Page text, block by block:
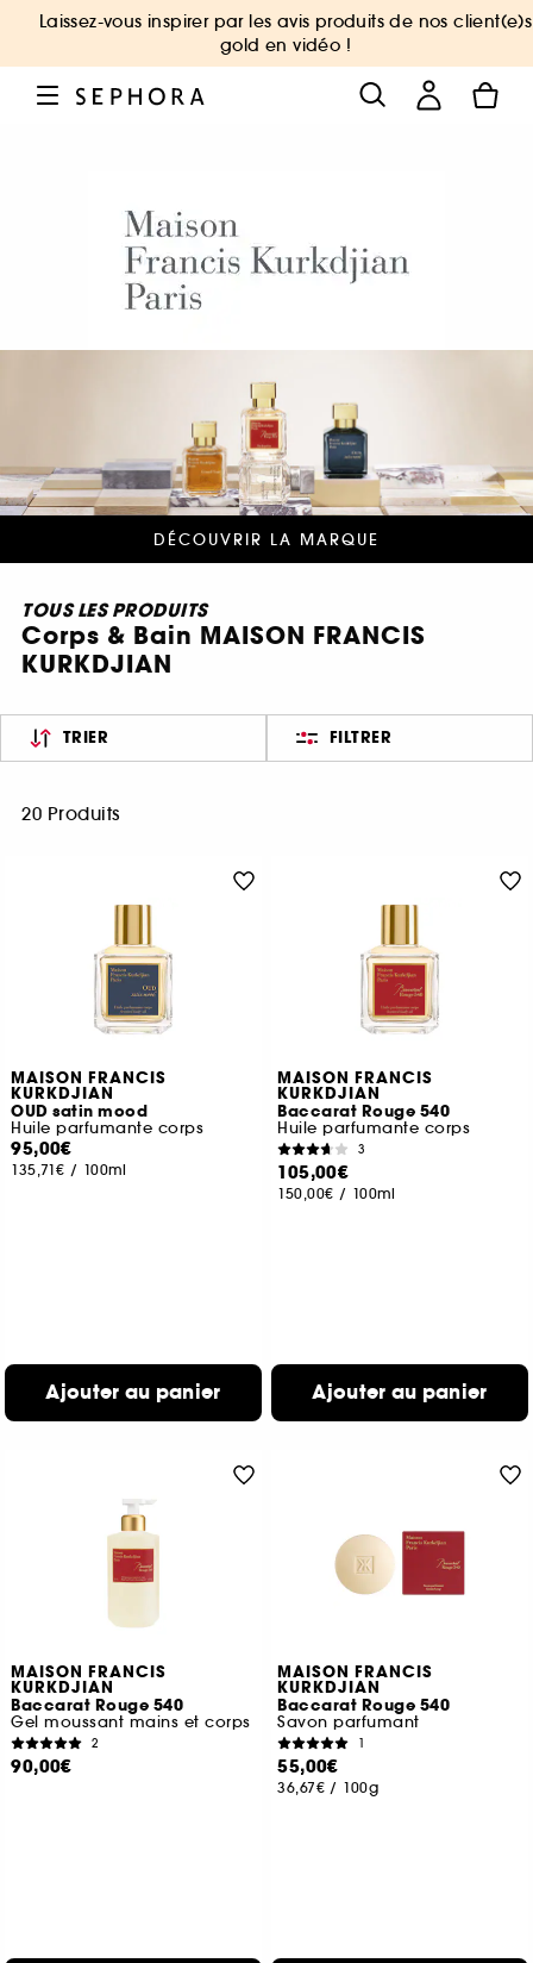
Laissez-vous inspirer par les avis produits de nos client(e)s
gold en vidéo !
DÉCOUVRIR LA MARQUE
TOUS LES PRODUITS
Corps & Bain MAISON FRANCIS
KURKDJIAN
TRIER FILTRER
20 Produits
MAISON FRANCIS
KURKDJIAN
OUD satin mood
Huile parfumante corps
95,00€
135,71€ / 100ml
Ajouter au panier
MAISON FRANCIS
KURKDJIAN
Baccarat Rouge 540
Huile parfumante corps
3
105,00€
150,00€ / 100ml
Ajouter au panier
MAISON FRANCIS
KURKDJIAN
Baccarat Rouge 540
Gel moussant mains et corps
2
90,00€
MAISON FRANCIS
KURKDJIAN
Baccarat Rouge 540
Savon parfumant
1
55,00€
36,67€ / 100g